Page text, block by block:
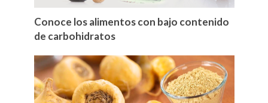
Conoce los alimentos con bajo contenido
de carbohidratos